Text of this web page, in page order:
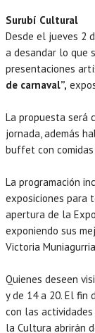
Surubí Cultural
Desde el jueves 2
a desandar lo que
presentaciones
de carnaval”,
La propuesta será
jornada, además
buffet con
La programación
exposiciones para
apertura de la
exponiendo sus
Victoria
Quienes deseen
y de 14 a 20. El fin
con las
la Cultura abrirán